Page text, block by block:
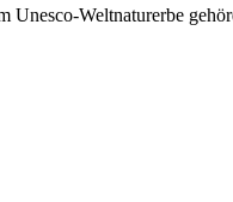
Weltnaturerbe